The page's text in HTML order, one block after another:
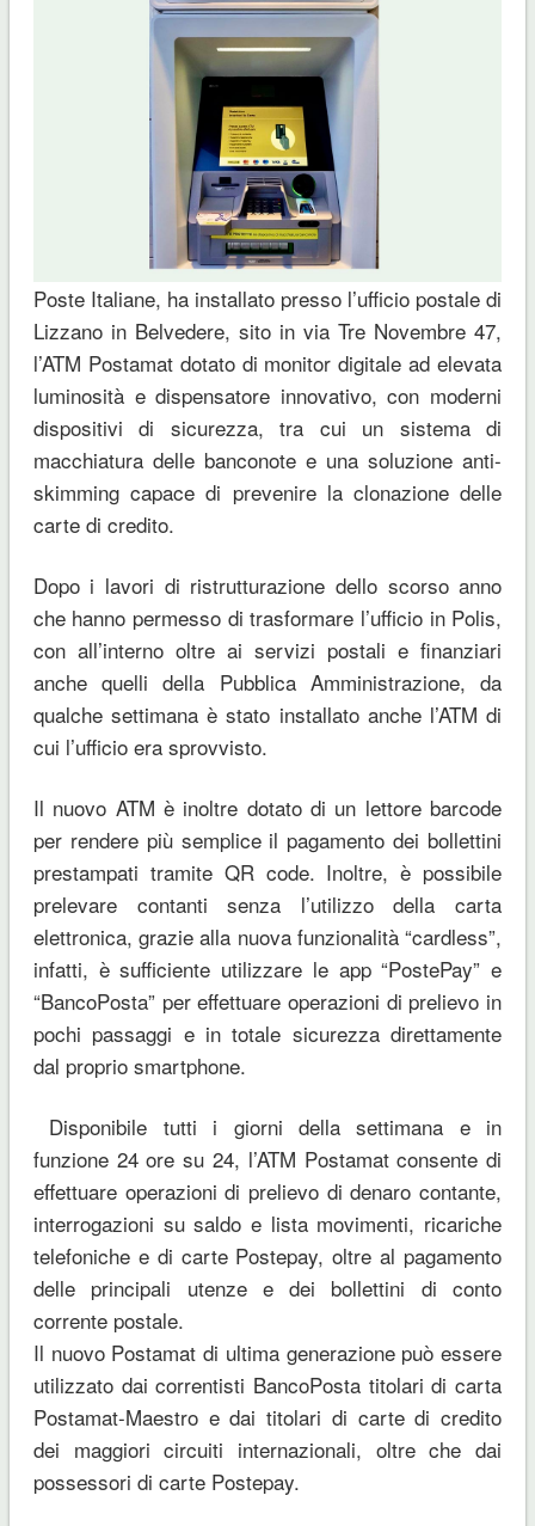
Poste Italiane, ha installato presso l’ufficio postale di
Lizzano in Belvedere, sito in via Tre Novembre 47,
l’ATM Postamat dotato di monitor digitale ad elevata
luminosità e dispensatore innovativo, con moderni
dispositivi di sicurezza, tra cui un sistema di
macchiatura delle banconote e una soluzione anti-
skimming capace di prevenire la clonazione delle
carte di credito.
Dopo i lavori di ristrutturazione dello scorso anno
che hanno permesso di trasformare l’ufficio in Polis,
con all’interno oltre ai servizi postali e finanziari
anche quelli della Pubblica Amministrazione, da
qualche settimana è stato installato anche l’ATM di
cui l’ufficio era sprovvisto.
Il nuovo ATM è inoltre dotato di un lettore barcode
per rendere più semplice il pagamento dei bollettini
prestampati tramite QR code. Inoltre, è possibile
prelevare contanti senza l’utilizzo della carta
elettronica, grazie alla nuova funzionalità “cardless”,
infatti, è sufficiente utilizzare le app “PostePay” e
“BancoPosta” per effettuare operazioni di prelievo in
pochi passaggi e in totale sicurezza direttamente
dal proprio smartphone.
Disponibile tutti i giorni della settimana e in
funzione 24 ore su 24, l’ATM Postamat consente di
effettuare operazioni di prelievo di denaro contante,
interrogazioni su saldo e lista movimenti, ricariche
telefoniche e di carte Postepay, oltre al pagamento
delle principali utenze e dei bollettini di conto
corrente postale.
Il nuovo Postamat di ultima generazione può essere
utilizzato dai correntisti BancoPosta titolari di carta
Postamat-Maestro e dai titolari di carte di credito
dei maggiori circuiti internazionali, oltre che dai
possessori di carte Postepay.